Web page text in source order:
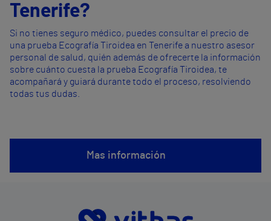
Tenerife?
Si no tienes seguro médico, puedes consultar el precio de
una prueba Ecografía Tiroidea en Tenerife a nuestro asesor
personal de salud, quién además de ofrecerte la información
sobre cuánto cuesta la prueba Ecografía Tiroidea, te
acompañará y guiará durante todo el proceso, resolviendo
todas tus dudas.
Mas información